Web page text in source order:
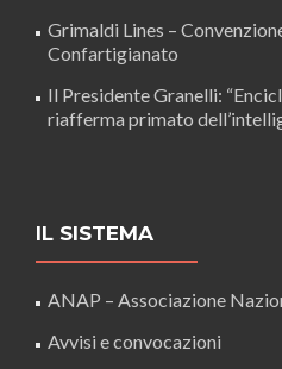
Grimaldi Lines –
Confartigianato
Il Presidente Granelli:
riafferma primato
IL SISTEMA
ANAP – Associazione
Avvisi e convocazioni